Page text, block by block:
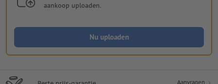
aankoop uploaden.
Nu uploaden